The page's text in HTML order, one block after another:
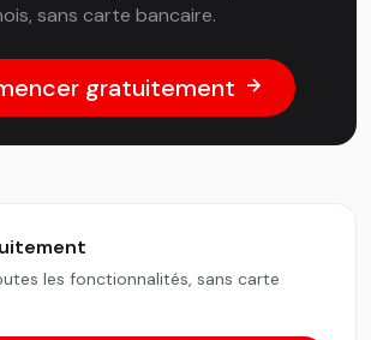
sans carte bancaire.
gratuitement
les fonctionnalités, sans carte